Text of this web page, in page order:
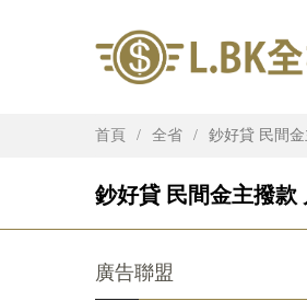
首頁 全省 鈔好貸 民間
鈔好貸 民間金主撥款
廣告聯盟